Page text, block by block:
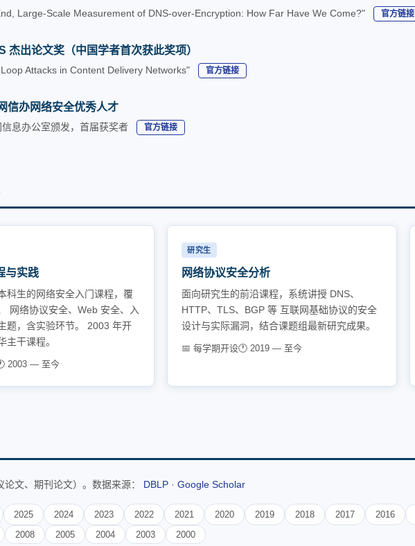
Large-Scale Measurement of DNS-over-Encryption: How Far Have We Come?" 官方链接
杰出论文奖（中国学者首次获此奖项）
Attacks in Content Delivery Networks" 官方链接
信办网络安全优秀人才
息办公室颁发，首届获奖者 官方链接
与实践
科生的网络安全入门课程，覆
网络协议安全、Web 安全、入
题，含实验环节。 2003 年开
主干课程。
2003 — 至今
研究生
网络协议安全分析
面向研究生的前沿课程，系统讲授 DNS、
HTTP、TLS、BGP 等 互联网基础协议的安全
设计与实际漏洞，结合课题组最新研究成果。
📅 每学期开设🕐 2019 — 至今
文、期刊论文）。数据来源： DBLP · Google Scholar
2025 2024 2023 2022 2021 2020 2019 2018 2017 2016
2008 2005 2004 2003 2000